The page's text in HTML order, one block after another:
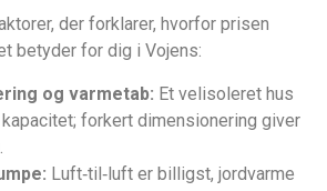
der forklarer, hvorfor prisen
betyder for dig i Vojens:
og varmetab: Et velisoleret hus
forkert dimensionering giver
Luft‑til‑luft er billigst, jordvarme